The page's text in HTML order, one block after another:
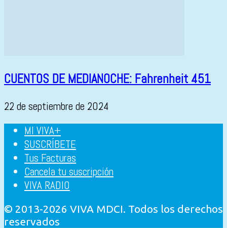
CUENTOS DE MEDIANOCHE: Fahrenheit 451
22 de septiembre de 2024
MI VIVA+
SUSCRÍBETE
Tus Facturas
Cancela tu suscripción
VIVA RADIO
© 2013-2026 VIVA MDCI. Todos los derechos
reservados